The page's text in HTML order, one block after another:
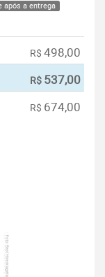
após a entrega
R$ 498,00
R$ 537,00
R$ 674,00